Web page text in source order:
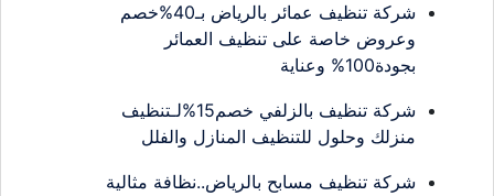
شركة تنظيف عمائر بالرياض بـ40%خصم
وعروض خاصة على تنظيف العمائر
بجودة100% وعناية
شركة تنظيف بالزلفي خصم15%لـتنظيف
منزلك وحلول للتنظيف المنازل والفلل
شركة تنظيف مسابح بالرياض..نظافة مثالية